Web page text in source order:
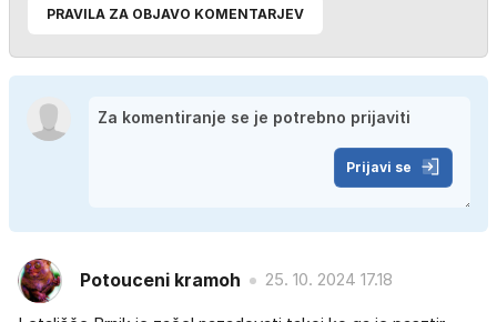
PRAVILA ZA OBJAVO KOMENTARJEV
Prijavi se
Potouceni kramoh 25. 10. 2024 17.18